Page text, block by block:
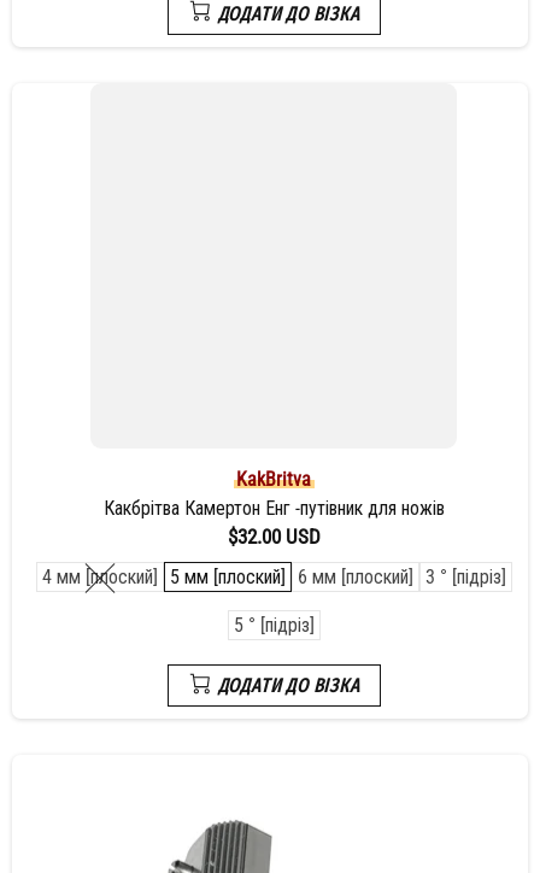
ДОДАТИ ДО ВІЗКА
KakBritva
Какбрітва Камертон Енг -путівник для ножів
$32.00 USD
4 мм [плоский] 5 мм [плоский] 6 мм [плоский] 3 ° [підріз]
5 ° [підріз]
ДОДАТИ ДО ВІЗКА